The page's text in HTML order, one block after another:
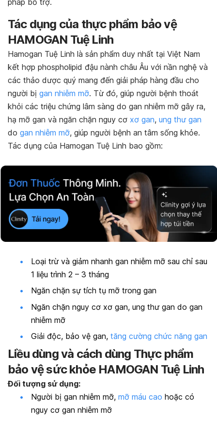
pháp bổ trợ.
Tác dụng của thực phẩm bảo vệ
HAMOGAN Tuệ Linh
Hamogan Tuệ Linh là sản phẩm duy nhất tại Việt Nam
kết hợp phospholipid đậu nành châu Âu với nần nghệ và
các thảo dược quý mang đến giải pháp hàng đầu cho
người bị gan nhiễm mỡ. Từ đó, giúp người bệnh thoát
khỏi các triệu chứng lâm sàng do gan nhiễm mỡ gây ra,
hạ mỡ gan và ngăn chặn nguy cơ xơ gan, ung thư gan
do gan nhiễm mỡ, giúp người bệnh an tâm sống khỏe.
Tác dụng của Hamogan Tuệ Linh bao gồm:
Loại trừ và giảm nhanh gan nhiễm mỡ sau chỉ sau
1 liệu trình 2 – 3 tháng
Ngăn chặn sự tích tụ mỡ trong gan
Ngăn chặn nguy cơ xơ gan, ung thư gan do gan
nhiễm mỡ
Giải độc, bảo vệ gan, tăng cường chức năng gan
Liều dùng và cách dùng Thực phẩm
bảo vệ sức khỏe HAMOGAN Tuệ Linh
Đối tượng sử dụng:
Người bị gan nhiễm mỡ, mỡ máu cao hoặc có
nguy cơ gan nhiễm mỡ